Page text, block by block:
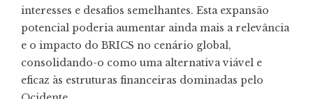
interesses e desafios semelhantes. Esta expansão
potencial poderia aumentar ainda mais a relevância
e o impacto do BRICS no cenário global,
consolidando-o como uma alternativa viável e
eficaz às estruturas financeiras dominadas pelo